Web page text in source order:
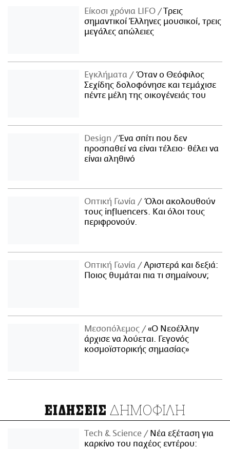
Είκοσι χρόνια LIFO
Tρεις
σημαντικοί Έλληνες μουσικοί, τρεις
μεγάλες απώλειες
Εγκλήματα
Όταν ο Θεόφιλος
Σεχίδης δολοφόνησε και τεμάχισε
πέντε μέλη της οικογένειάς του
Design
Ένα σπίτι που δεν
προσπαθεί να είναι τέλειο· θέλει να
είναι αληθινό
Οπτική Γωνία
Όλοι ακολουθούν
τους influencers. Και όλοι τους
περιφρονούν.
Οπτική Γωνία
Αριστερά και δεξιά:
Ποιος θυμάται πια τι σημαίνουν;
Μεσοπόλεμος
«Ο Νεοέλλην
άρχισε να λούεται. Γεγονός
κοσμοϊστορικής σημασίας»
ΕΙΔΗΣΕΙΣ ΔΗΜΟΦΙΛΗ
Τech & Science
Νέα εξέταση για
καρκίνο του παχέος εντέρου: